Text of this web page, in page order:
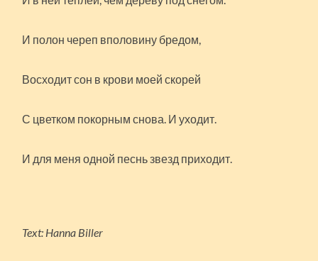
И полон череп вполовину бредом,
Восходит сон в крови моей скорей
С цветком покорным снова. И уходит.
И для меня одной песнь звезд приходит.
Text: Hanna Biller